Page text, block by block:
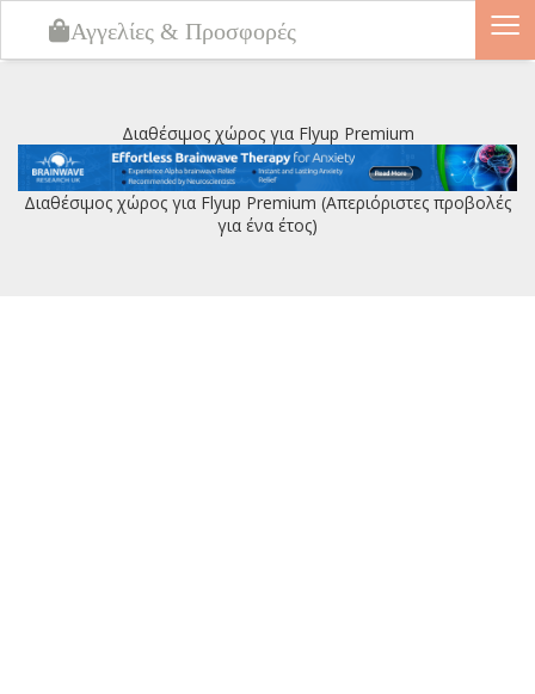
Διαθέσιμος χώρος για Flyup Premium
Διαθέσιμος χώρος για Flyup Premium (Απεριόριστες προβολές
για ένα έτος)
Αγγελίες & Προσφορές ≡